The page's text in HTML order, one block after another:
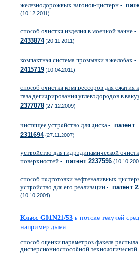
железнодорожных вагонов-цистерн -
(10.12.2011)
способ очистки изделия в моечной ванне -
2433874(20.11.2011)
компактная система промывки в желобах -
2415719 (10.04.2011)
способ очистки компрессоров для сжатия
газа дегидрирования углеводородов в
2377078 (27.12.2009)
чистящее устройство для диска - патент
2311694(27.11.2007)
устройство для гидродинамической
поверхностей - патент 2237596
способ подготовки нефтеналивных
устройство для его реализации - патент
(10.10.2004)
Класс G01N21/53 в потоке текучей
например дыма
способ оценки параметров факела распыла
дисперсионноспособной